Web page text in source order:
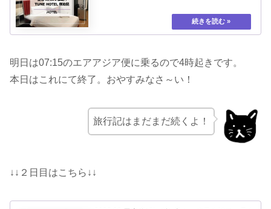
明日は07:15のエアアジア便に乗るので4時起きです。
本日はこれにて終了。おやすみなさ～い！
旅行記はまだまだ続くよ！
↓↓２日目はこちら↓↓